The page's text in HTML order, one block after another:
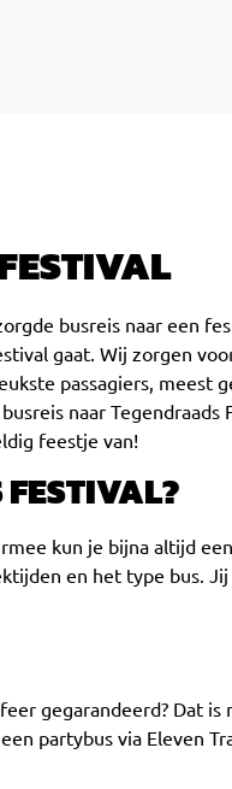
busreis naar een
gaat. Wij zorgen
passagiers, meest
naar Tegendraads
feestje van!
FESTIVAL?
kun je bijna altijd
en het type bus.
gegarandeerd? Dat
partybus via Eleven